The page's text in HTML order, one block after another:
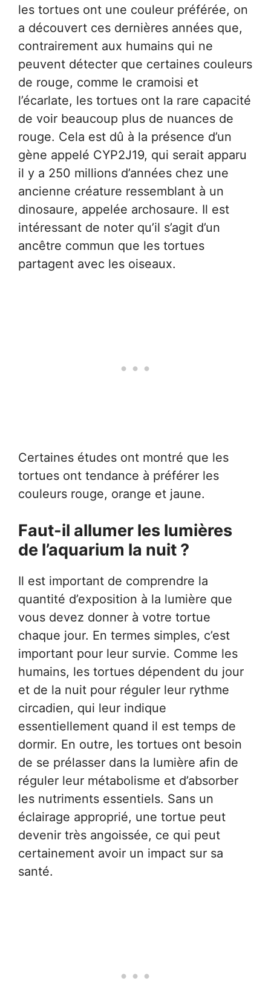
les tortues ont une couleur préférée, on
a découvert ces dernières années que,
contrairement aux humains qui ne
peuvent détecter que certaines couleurs
de rouge, comme le cramoisi et
l’écarlate, les tortues ont la rare capacité
de voir beaucoup plus de nuances de
rouge. Cela est dû à la présence d’un
gène appelé CYP2J19, qui serait apparu
il y a 250 millions d’années chez une
ancienne créature ressemblant à un
dinosaure, appelée archosaure. Il est
intéressant de noter qu’il s’agit d’un
ancêtre commun que les tortues
partagent avec les oiseaux.
Certaines études ont montré que les
tortues ont tendance à préférer les
couleurs rouge, orange et jaune.
Faut-il allumer les lumières
de l’aquarium la nuit ?
Il est important de comprendre la
quantité d’exposition à la lumière que
vous devez donner à votre tortue
chaque jour. En termes simples, c’est
important pour leur survie. Comme les
humains, les tortues dépendent du jour
et de la nuit pour réguler leur rythme
circadien, qui leur indique
essentiellement quand il est temps de
dormir. En outre, les tortues ont besoin
de se prélasser dans la lumière afin de
réguler leur métabolisme et d’absorber
les nutriments essentiels. Sans un
éclairage approprié, une tortue peut
devenir très angoissée, ce qui peut
certainement avoir un impact sur sa
santé.